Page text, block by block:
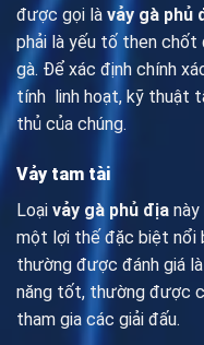
được gọi là vảy gà phủ
phải là yếu tố then chốt
gà. Để xác định chính
tính linh hoạt, kỹ thuật
thủ của chúng.
Vảy tam tài
Loại vảy gà phủ địa
một lợi thế đặc biệt nổi
thường được đánh giá
năng tốt, thường được
tham gia các giải đấu.